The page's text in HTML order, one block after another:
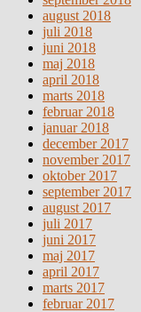
august 2018
juli 2018
juni 2018
maj 2018
april 2018
marts 2018
februar 2018
januar 2018
december 2017
november 2017
oktober 2017
september 2017
august 2017
juli 2017
juni 2017
maj 2017
april 2017
marts 2017
februar 2017